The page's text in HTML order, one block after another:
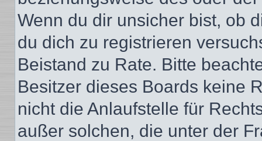
Wenn du dir unsicher bist, ob
du dich zu registrieren
Beistand zu Rate. Bitte
Besitzer dieses Boards keine
nicht die Anlaufstelle für
außer solchen, die unter der